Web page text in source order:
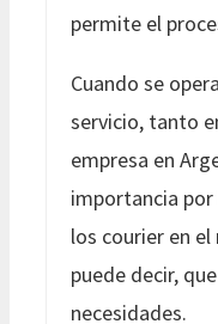
permite el
Cuando se
servicio, tanto
empresa en
importancia
los courier en
puede decir,
necesidades.